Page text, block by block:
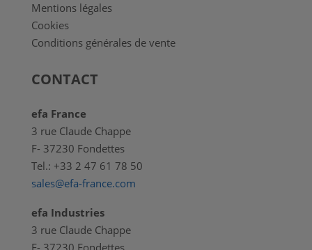
Mentions légales
Cookies
Conditions générales de vente
CONTACT
efa France
3 rue Claude Chappe
F- 37230 Fondettes
Tel.: +33 2 47 61 78 50
sales@efa-france.com
efa Industries
3 rue Claude Chappe